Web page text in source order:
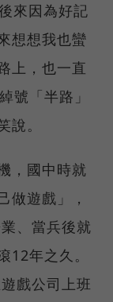
來因為好記
想想我也蠻
上，也一直
號「半路」
。
，國中時就
做遊戲」，
、當兵後就
12年之久。
戲公司上班